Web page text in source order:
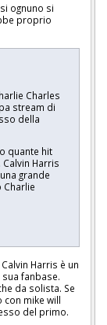
ognuno si
proprio
Charles
stream di
della
quante hit
Harris
grande
Charlie
Harris è un
fanbase.
da solista. Se
con mike will
del primo.